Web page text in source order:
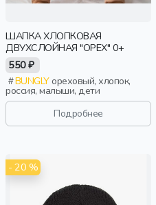
ШАПКА ХЛОПКОВАЯ
ДВУХСЛОЙНАЯ "ОРЕХ" 0+
550 ₽
BUNGLYореховый, хлопок,
россия, малыши, дети
Подробнее
- 20 %